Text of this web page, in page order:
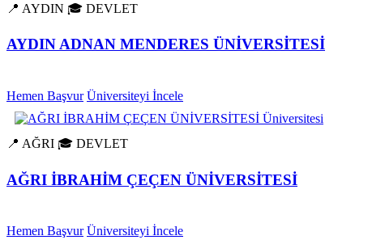
📍 AYDIN 🎓 DEVLET
AYDIN ADNAN MENDERES ÜNİVERSİTESİ
Hemen Başvur Üniversiteyi İncele
📍 AĞRI 🎓 DEVLET
AĞRI İBRAHİM ÇEÇEN ÜNİVERSİTESİ
Hemen Başvur Üniversiteyi İncele